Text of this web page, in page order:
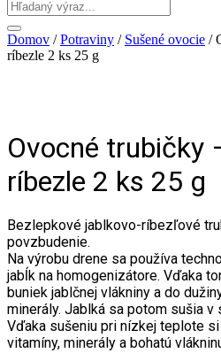
Domov /Potraviny / Sušené ovocie /
ríbezle 2 ks 25 g
Ovocné trubičky
ríbezle 2 ks 25 g
Bezlepkové jablkovo-ríbezľové
povzbudenie.
Na výrobu drene sa používa
jabĺk na homogenizátore. Vďaka
buniek jablčnej vlákniny a do
minerály. Jablká sa potom sušia
Vďaka sušeniu pri nízkej teplote
vitamíny, minerály a bohatú